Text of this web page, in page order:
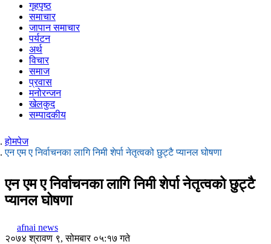
गृहपृष्ठ
समाचार
जापान समाचार
पर्यटन
अर्थ
विचार
समाज
प्रवास
मनोरन्जन
खेलकुद
सम्पादकीय
होमपेज
एन एम ए निर्वाचनका लागि निमी शेर्पा नेतृत्वको छुट्टै प्यानल घोषणा
एन एम ए निर्वाचनका लागि निमी शेर्पा नेतृत्वको छुट्टै
प्यानल घोषणा
afnai news
२०७४ श्रावण ९, सोमबार ०५:१७ गते